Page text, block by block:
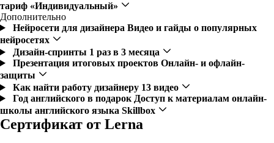
тариф «Индивидуальный»
Дополнительно
Нейросети для дизайнера Видео и гайды о популярных
нейросетях
Дизайн-спринты 1 раз в 3 месяца
Презентация итоговых проектов Онлайн- и офлайн-
защиты
Как найти работу дизайнеру 13 видео
Год английского в подарок Доступ к материалам онлайн-
школы английского языка Skillbox
Сертификат от Lerna